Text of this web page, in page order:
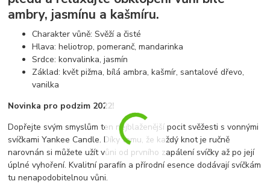
ambry, jasmínu a kašmíru.
Charakter vůně: Svěží a čisté
Hlava: heliotrop, pomeranč, mandarinka
Srdce: konvalinka, jasmín
Základ: květ pižma, bílá ambra, kašmír, santalové dřevo,
vanilka
Novinka pro podzim 2022!
Dopřejte svým smyslům ten nejblaženější pocit svěžesti s vonnými
svíčkami Yankee Candle. Díky tomu, že každý knot je ručně
narovnán si můžete užít vůni od prvního zapálení svíčky až po její
úplné vyhoření. Kvalitní parafín a přírodní esence dodávají svíčkám
tu nenapodobitelnou vůni.